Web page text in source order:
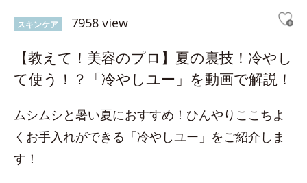
スキンケア 7958 view
【教えて！美容のプロ】夏の裏技！冷やし
て使う！？「冷やしユー」を動画で解説！
ムシムシと暑い夏におすすめ！ひんやりここちよ
くお手入れができる「冷やしユー」をご紹介しま
す！